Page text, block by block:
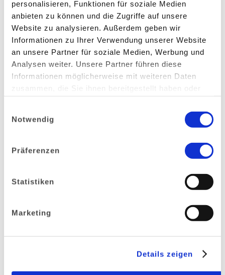
personalisieren, Funktionen für soziale Medien
anbieten zu können und die Zugriffe auf unsere
Website zu analysieren. Außerdem geben wir
Informationen zu Ihrer Verwendung unserer Website
an unsere Partner für soziale Medien, Werbung und
Analysen weiter. Unsere Partner führen diese
Informationen möglicherweise mit weiteren Daten
zusammen, die Sie ihnen bereitgestellt haben oder
Notwendig
Präferenzen
Statistiken
Marketing
Details zeigen
Spritzen (Nieder- und Hochdruck)
Vakuumtrocknung
3-Bad-Korbwaschanlagen
Vollstrom-Feinstfiltration
Flut-/Spritzwaschen durch Ultraschall
Dampfreinigen
Modifiziertes Alkoholreinigen / VE-Spülen /
Konservieren Heißlufttrocknen /
Wir verwenden ausschließlich VE-Wasser mit
selbstverständlich alle aktuell gültigen
Sie stellen zurecht hohe Anforderungen an die